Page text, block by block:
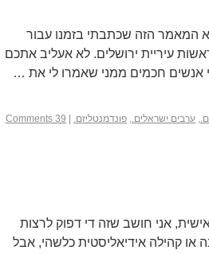
המאמר הזה שכתבתי בזמנו עבור
עיריית ירושלים. לא אעליב אתכם
אנשים חכמים ממני שאמרו לי את …
, ערבים ישראלים., פונדמנטליזם. 39 Comments
אני חושב שזה די דפוק לרצות
או קהילה אידיאליסטית כלשהי, אבל